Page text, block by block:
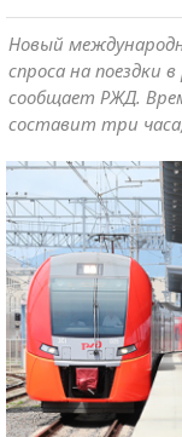
Новый
спроса на поездки
сообщает РЖД.
составит три